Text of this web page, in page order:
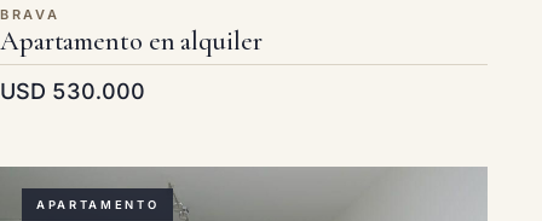
BRAVA
Apartamento en alquiler
USD 530.000
APARTAMENTO